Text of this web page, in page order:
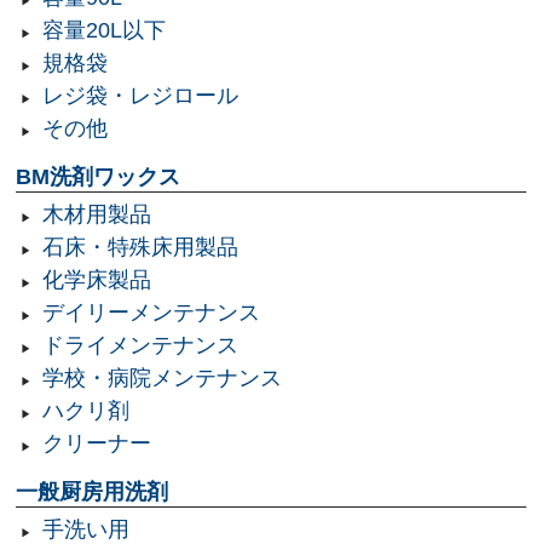
容量20L以下
規格袋
レジ袋・レジロール
その他
BM洗剤ワックス
木材用製品
石床・特殊床用製品
化学床製品
デイリーメンテナンス
ドライメンテナンス
学校・病院メンテナンス
ハクリ剤
クリーナー
一般厨房用洗剤
手洗い用